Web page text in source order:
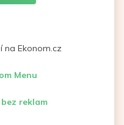
na Ekonom.cz
Menu
reklam